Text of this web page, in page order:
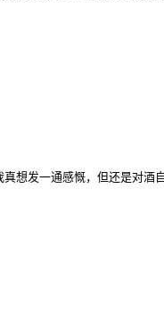
想发一通感慨，但还是对